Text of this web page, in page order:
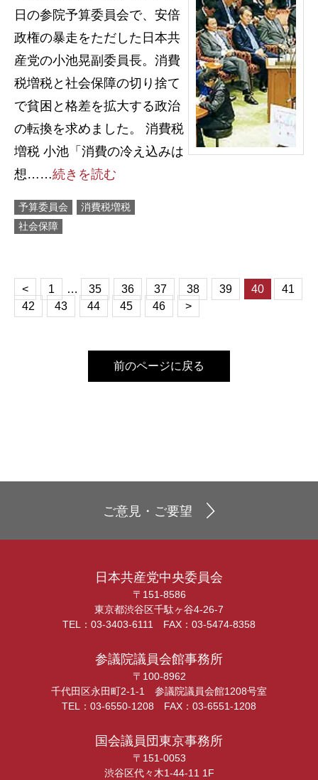
日の参院予算委員会で、安倍
政権の暴走をただした日本共
産党の小池晃副委員長。消費
税増税と社会保障の切り捨て
で貧困と格差を拡大する政治
の転換を求めました。 消費税
増税 小池「消費の冷え込みは
想……続きを読む
予算委員会
消費税増税
社会保障
< 1 … 35 36 37 38 39 40
41
42
43 44 45 46 >
前のページに戻る
ご意見・ご要望
日本共産党中央委員会
〒151-8586
東京都渋谷区千駄ヶ谷4-26-7
TEL：03-3403-6111 FAX：03-5474-8358
参議院議員会館事務所
〒100-8962
千代田区永田町2-1-1 参議院議員会館1208号室
TEL：03-6550-1208 FAX：03-6551-1208
国会議員団東京事務所
〒151-0053
渋谷区代々木1-44-11 1F